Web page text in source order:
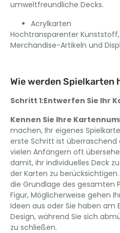
umweltfreundliche Decks.
Acrylkarten
Hochtransparenter
Merchandise-Artikeln und
Wie werden Spielkarten
Schritt 1:Entwerfen Sie Ihr
Kennen Sie Ihre
machen, Ihr eigenes
erste Schritt ist
vielen Anfängern oft
damit, ihr individuelles Deck
der Karten zu
die Grundlage des gesamten
Figur, Möglicherweise gehen
Ideen aus oder Sie haben am
Design, während Sie sich
zu schließen.